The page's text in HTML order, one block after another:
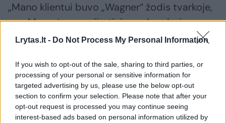
Lrytas.lt - Do Not Process My Personal Information
If you wish to opt-out of the sale, sharing to third parties, or
processing of your personal or sensitive information for
targeted advertising by us, please use the below opt-out
section to confirm your selection. Please note that after your
opt-out request is processed you may continue seeing
interest-based ads based on personal information utilized by
„Mano klientui buvo „Wagner“ žodis tvarkoje,
<...> Man nėra nepriimtini <....> be abejo, nes
teisiškia tokio pavadinimo registruose nėra“.
Į klausimą, ar „Wagner“ pavadinimas jai yra
priimtinas ir ar nesvarstė atsisakyti vykdyti
kliento užsakymo, B. Jankauskė atsakė taip
pat. Vėliau ji dar labiau pasipiktino